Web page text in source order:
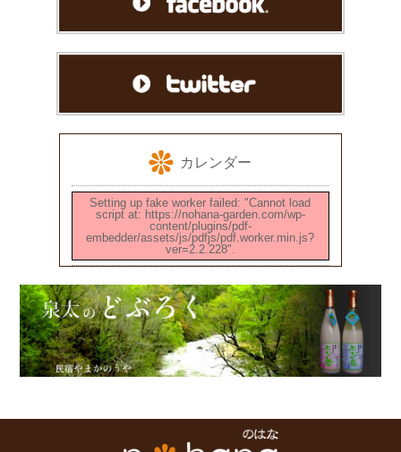
カレンダー
Setting up fake worker failed: "Cannot load
script at: https://nohana-garden.com/wp-
content/plugins/pdf-
embedder/assets/js/pdfjs/pdf.worker.min.js?
ver=2.2.228".